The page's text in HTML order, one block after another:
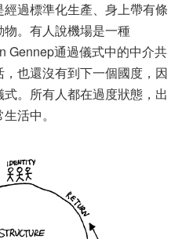
過標準化生產、身上帶有條
。有人說機場是一種
Gennep通過儀式中的中介共
也還沒有到下一個國度，因
。所有人都在過度狀態，出
活中。